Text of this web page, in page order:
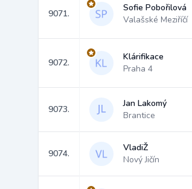
9071.
Sofie Pobořilová
Valašské Meziříčí
9072.
Klárifikace
Praha 4
9073.
Jan Lakomý
Brantice
9074.
VladiŽ
Nový Jičín